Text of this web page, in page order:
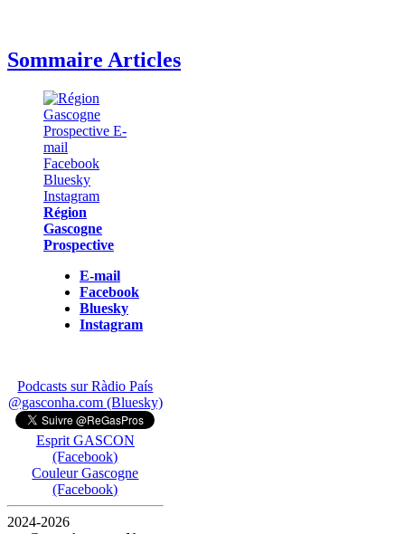
Sommaire Articles
Région
Gascogne
Prospective
E-mail
Facebook
Bluesky
Instagram
Podcasts sur Ràdio País
@gasconha.com (Bluesky)
Esprit GASCON
(Facebook)
Couleur Gascogne
(Facebook)
2024-2026